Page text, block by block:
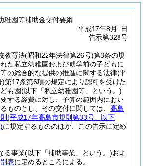
稚園等補助金交付要綱
平成17年8月1日
告示第328号
教育法(昭和22年法律第26号)第3条の規
た私立幼稚園および就学前の子どもに
の総合的な提供の推進に関する法律(平
)第17条第6項の規定により認可を受けた
も園(以下「私立幼稚園等」という。)
する経費に対し、予算の範囲内におい
ものとし、その交付に関しては、 高島
(平成17年高島市規則第33号。以下
に規定するもののほか、この告示に定め
る事業(以下「補助事業」という。)およ
別表に定めるところによる。